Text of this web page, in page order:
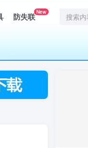
防失联New